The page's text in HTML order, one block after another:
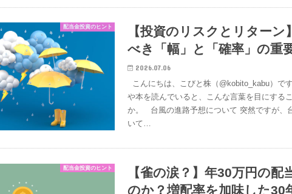
配当金投資のヒント
【投資のリスクとリターン
べき「幅」と「確率」の重
2026.07.06
こんにちは、こびと株（@kobito_kabu）で
や本を読んでいると、こんな言葉を目にする
か。 台風の進路予想について 突然ですが、
いて…
配当金投資のヒント
【雀の涙？】年30万円の配
のか？増配率を加味した30